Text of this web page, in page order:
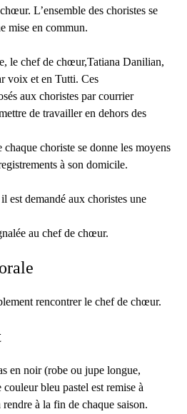
L’ensemble des choristes se
mise en commun.
le chef de chœur,Tatiana Danilian,
voix et en Tutti. Ces
aux choristes par courrier
de travailler en dehors des
choriste se donne les moyens
à son domicile.
est demandé aux choristes une
au chef de chœur.
rencontrer le chef de chœur.
en noir (robe ou jupe longue,
bleu pastel est remise à
à la fin de chaque saison.